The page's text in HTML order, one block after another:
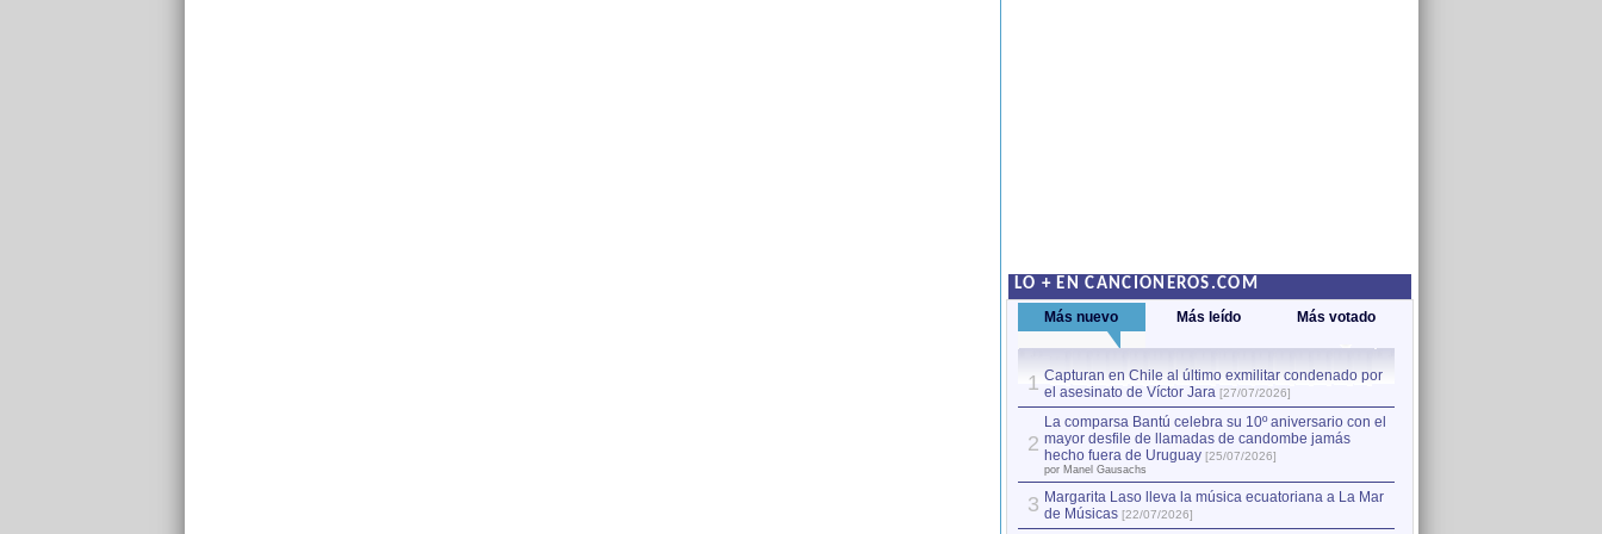
LO + EN CANCIONEROS.COM
Más nuevo Más leído Más votado
1 Capturan en Chile al último exmilitar condenado por
el asesinato de Víctor Jara [27/07/2026]
2
La comparsa Bantú celebra su 10º aniversario con el
mayor desfile de llamadas de candombe jamás
hecho fuera de Uruguay [25/07/2026]
por Manel Gausachs
3 Margarita Laso lleva la música ecuatoriana a La Mar
de Músicas [22/07/2026]